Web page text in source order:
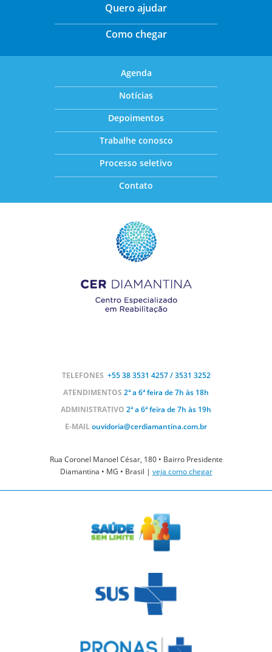
Quero ajudar
Como chegar
Agenda
Notícias
Depoimentos
Trabalhe conosco
Processo seletivo
Contato
TELEFONES +55 383531 4257 / 3531 3252
ATENDIMENTOS 2ª a 6ª feira de 7h às 18h
ADMINISTRATIVO 2ª a 6ª feira de 7h às 19h
E-MAILouvidoria@cerdiamantina.com.br
Rua Coronel Manoel César, 180 • Bairro Presidente
Diamantina • MG • Brasil | veja como chegar